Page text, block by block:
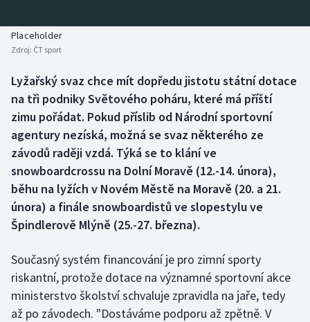
Basketbal
Boby a skeleton
Box
Curling
Cyklistika
Dostihy
Florbal
Futsal
Aplikace ČT sport
Placeholder
Zdroj: ČT sport
Lyžařský svaz chce mít dopředu jistotu státní dotace
na tři podniky Světového poháru, které má příští
zimu pořádat. Pokud příslib od Národní sportovní
agentury nezíská, možná se svaz některého ze
závodů raději vzdá. Týká se to klání ve
snowboardcrossu na Dolní Moravě (12.-14. února),
běhu na lyžích v Novém Městě na Moravě (20. a 21.
února) a finále snowboardistů ve slopestylu ve
Špindlerově Mlýně (25.-27. března).
Současný systém financování je pro zimní sporty
riskantní, protože dotace na významné sportovní akce
ministerstvo školství schvaluje zpravidla na jaře, tedy
až po závodech. "Dostáváme podporu až zpětně. V